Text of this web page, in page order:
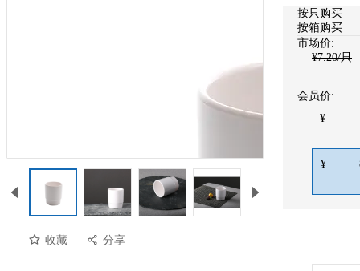
收藏 分享
按只购买
按箱购买
市场价:
¥7.20/只
会员价:
¥
¥